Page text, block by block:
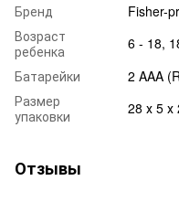
Бренд
Fisher-
Возраст
ребенка
6 - 18,
Батарейки
2 AAA
Размер
упаковки
28 х 5 х
Отзывы